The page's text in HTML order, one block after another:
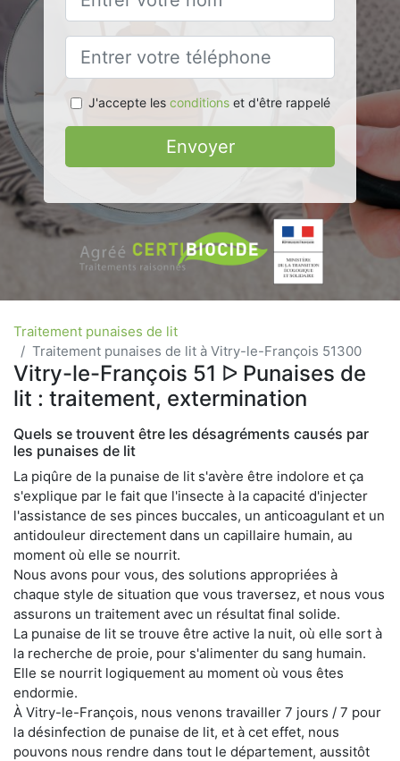
J'accepte les conditionset d'être rappelé
Envoyer
Traitement punaises de lit
Traitement punaises de lit à Vitry-le-François 51300
Vitry-le-François 51 ᐅ Punaises de
lit : traitement, extermination
Quels se trouvent être les désagréments causés par
les punaises de lit
La piqûre de la punaise de lit s'avère être indolore et ça
s'explique par le fait que l'insecte à la capacité d'injecter
l'assistance de ses pinces buccales, un anticoagulant et un
antidouleur directement dans un capillaire humain, au
moment où elle se nourrit.
Nous avons pour vous, des solutions appropriées à
chaque style de situation que vous traversez, et nous vous
assurons un traitement avec un résultat final solide.
La punaise de lit se trouve être active la nuit, où elle sort à
la recherche de proie, pour s'alimenter du sang humain.
Elle se nourrit logiquement au moment où vous êtes
endormie.
À Vitry-le-François, nous venons travailler 7 jours / 7 pour
la désinfection de punaise de lit, et à cet effet, nous
pouvons nous rendre dans tout le département, aussitôt